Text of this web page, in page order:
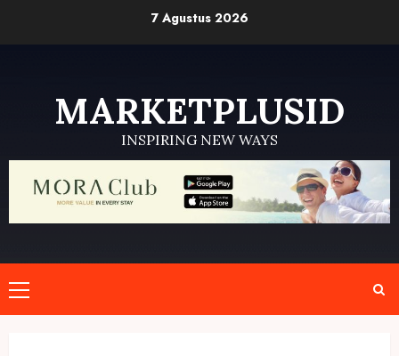
7 Agustus 2026
MARKETPLUSID
INSPIRING NEW WAYS
Primary
Menu